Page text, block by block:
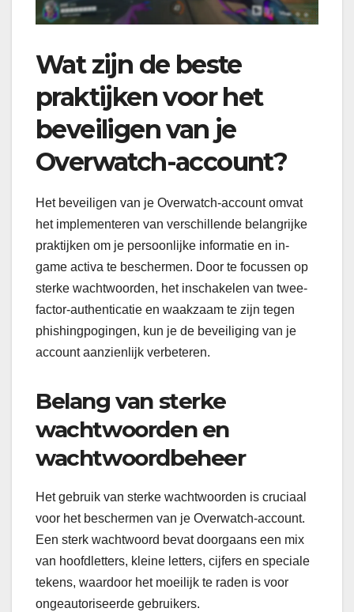
Wat zijn de beste
praktijken voor het
beveiligen van je
Overwatch-account?
Het beveiligen van je Overwatch-account omvat
het implementeren van verschillende belangrijke
praktijken om je persoonlijke informatie en in-
game activa te beschermen. Door te focussen op
sterke wachtwoorden, het inschakelen van twee-
factor-authenticatie en waakzaam te zijn tegen
phishingpogingen, kun je de beveiliging van je
account aanzienlijk verbeteren.
Belang van sterke
wachtwoorden en
wachtwoordbeheer
Het gebruik van sterke wachtwoorden is cruciaal
voor het beschermen van je Overwatch-account.
Een sterk wachtwoord bevat doorgaans een mix
van hoofdletters, kleine letters, cijfers en speciale
tekens, waardoor het moeilijk te raden is voor
ongeautoriseerde gebruikers.